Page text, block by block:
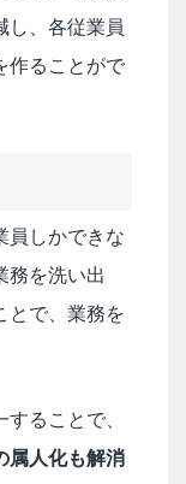
し、各従業員
作ることがで
員しかできな
務を洗い出
とで、業務を
ることで、
属人化も解消